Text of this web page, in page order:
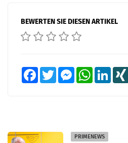
BEWERTEN SIE DIESEN ARTIKEL
FacebookTwitter MessengerWhatsApp
PRIMENEWS